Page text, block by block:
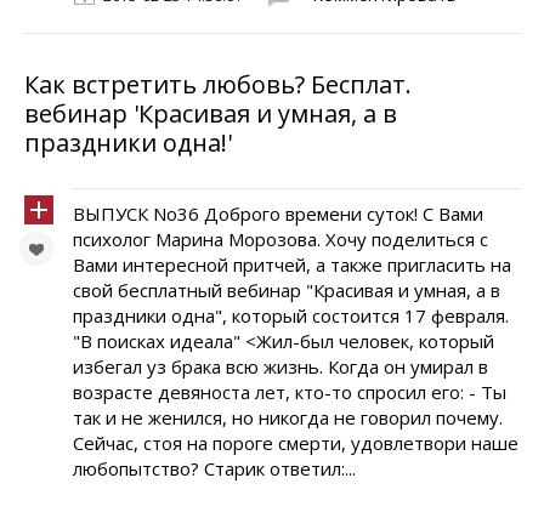
Как встретить любовь? Бесплат.
вебинар 'Красивая и умная, а в
праздники одна!'
ВЫПУСК No36 Доброго времени суток! С Вами
психолог Марина Морозова. Хочу поделиться с
Вами интересной притчей, а также пригласить на
свой бесплатный вебинар "Красивая и умная, а в
праздники одна", который состоится 17 февраля.
"В поисках идеала" <Жил-был человек, который
избегал уз брака всю жизнь. Когда он умирал в
возрасте девяноста лет, кто-то спросил его: - Ты
так и не женился, но никогда не говорил почему.
Сейчас, стоя на пороге смерти, удовлетвори наше
любопытство? Старик ответил:...